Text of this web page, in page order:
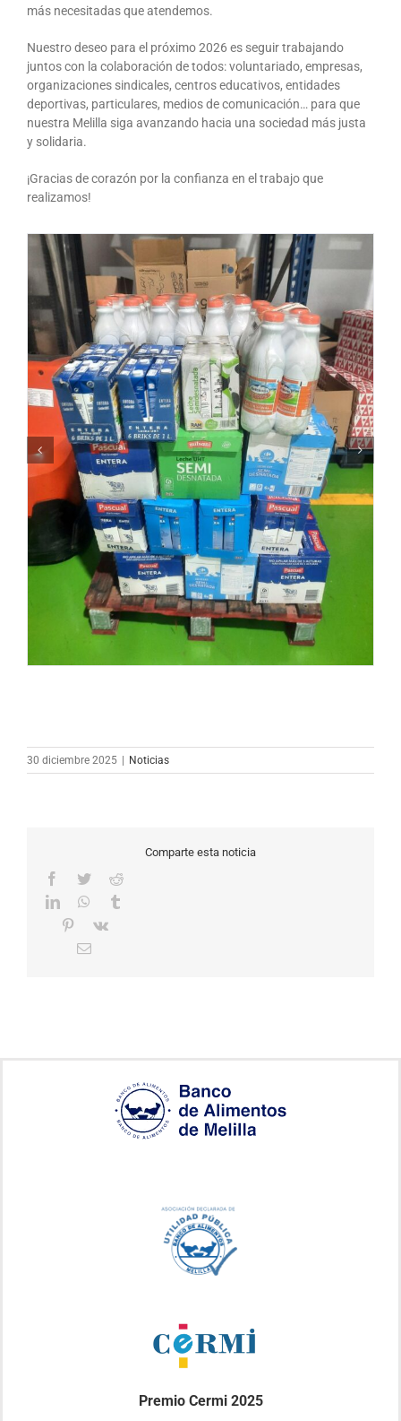
más necesitadas que atendemos.
Nuestro deseo para el próximo 2026 es seguir trabajando
juntos con la colaboración de todos: voluntariado, empresas,
organizaciones sindicales, centros educativos, entidades
deportivas, particulares, medios de comunicación… para que
nuestra Melilla siga avanzando hacia una sociedad más justa
y solidaria.
¡Gracias de corazón por la confianza en el trabajo que
realizamos!
30 diciembre 2025 | Noticias
Comparte esta noticia
Facebook
TwitterReddit
LinkedInWhatsApp
Pinterest
Vk
Correo
Premio Cermi 2025